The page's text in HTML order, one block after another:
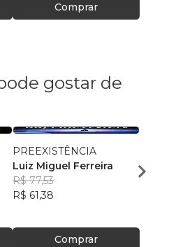
Comprar
gostar de
PREEXISTÊNCIA
Luiz Miguel Ferreira
R$ 77,53
R$ 61,38
Comprar
seu